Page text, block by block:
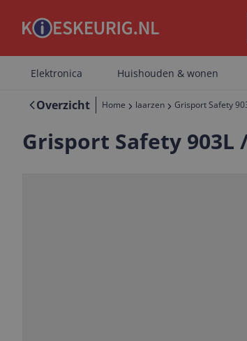
Elektronica Huishouden & wonen
Overzicht Home laarzen Grisport Safety
Grisport Safety 903L